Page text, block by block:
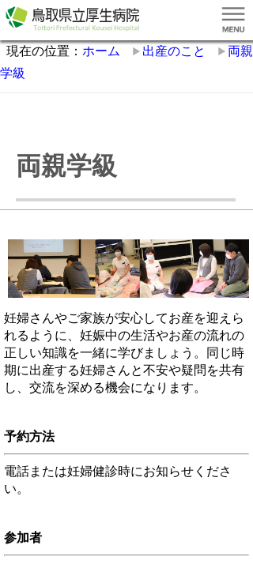
現在の位置： ホーム 出産のこと
両親
学級
両親学級
妊婦さんやご家族が安心してお産を迎えら
れるように、妊娠中の生活やお産の流れの
正しい知識を一緒に学びましょう。同じ時
期に出産する妊婦さんと不安や疑問を共有
し、交流を深める機会になります。
予約方法
電話または妊婦健診時にお知らせくださ
い。
参加者